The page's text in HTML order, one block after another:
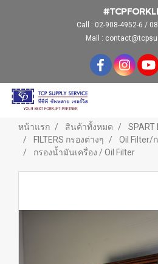
Call : 02-908-4952-6 /
Mail :
หน้าแรก สินค้าทั้งหมด
SPART
FILTERS กรองต่างๆ
Oil Filter/
กรองน้ำมันเครื่อง / Oil Filter